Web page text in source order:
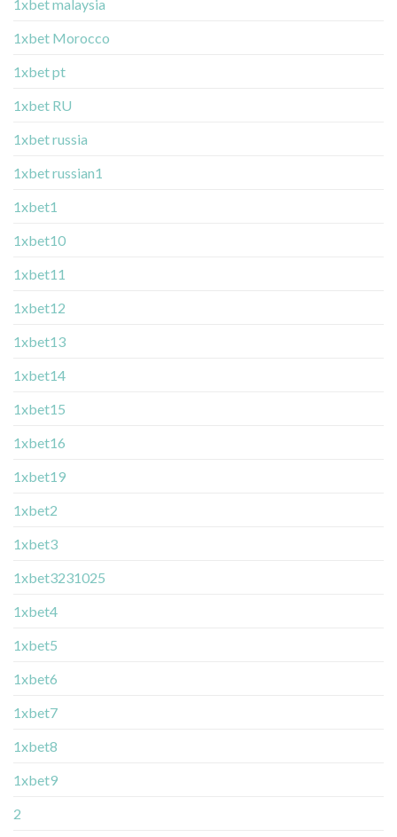
1xbet malaysia
1xbet Morocco
1xbet pt
1xbet RU
1xbet russia
1xbet russian1
1xbet1
1xbet10
1xbet11
1xbet12
1xbet13
1xbet14
1xbet15
1xbet16
1xbet19
1xbet2
1xbet3
1xbet3231025
1xbet4
1xbet5
1xbet6
1xbet7
1xbet8
1xbet9
2